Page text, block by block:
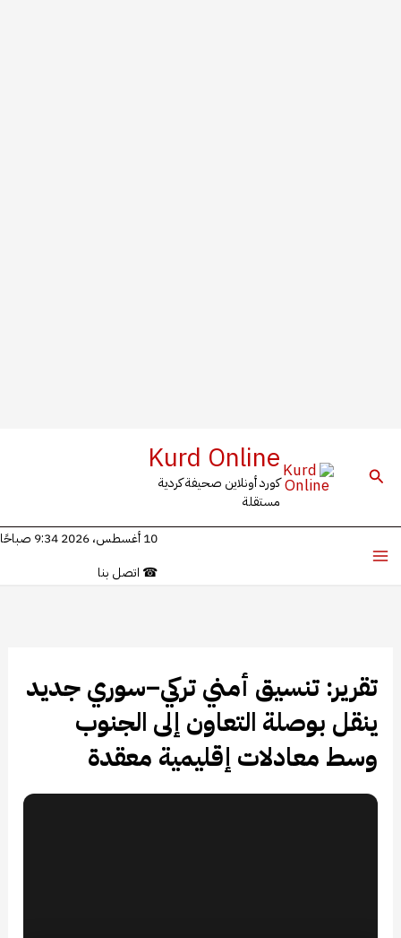
البحث Kurd Online
كورد أونلاين صحيفة كردية
مستقلة
10 أغسطس، 2026 9:34 صباحًا
☎ اتصل بنا
تقرير: تنسيق أمني تركي–سوري جديد
ينقل بوصلة التعاون إلى الجنوب
وسط معادلات إقليمية معقدة